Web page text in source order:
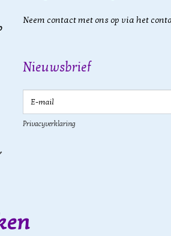
Neem contact met ons op via het
Nieuwsbrief
E-mail
Privacyverklaring